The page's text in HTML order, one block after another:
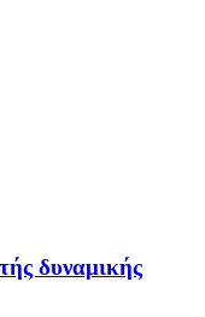
δυναμικής